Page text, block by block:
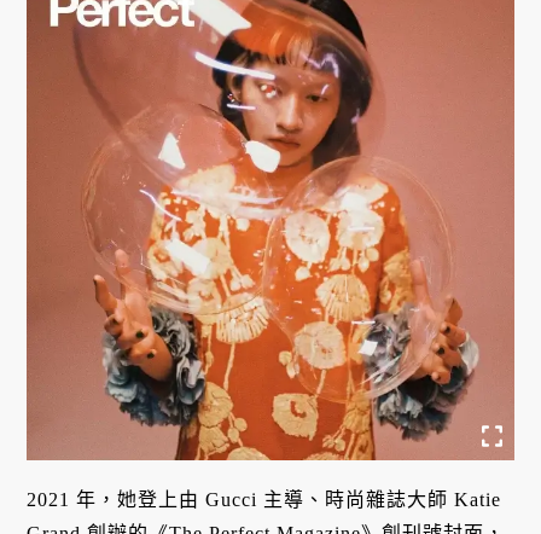
2021 年，她登上由 Gucci 主導、時尚雜誌大師 Katie